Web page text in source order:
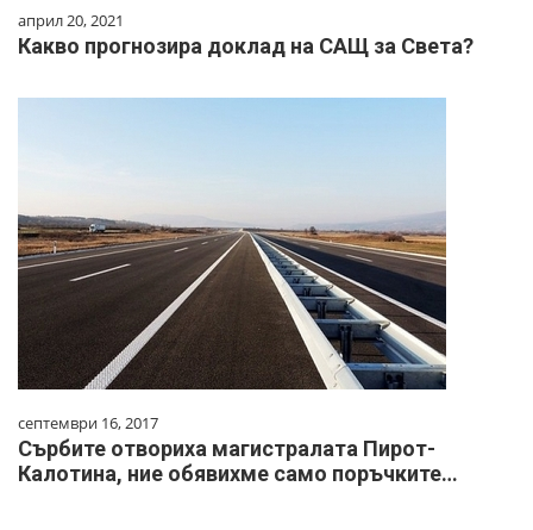
април 20, 2021
Какво прогнозира доклад на САЩ за Cвета?
септември 16, 2017
Сърбите отвориха магистралата Пирот-
Калотина, ние обявихме само поръчките…